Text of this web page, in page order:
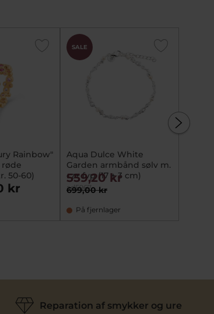
Rainbow"
røde
50-60)
kr
SALE
Aqua Dulce White
Garden armbånd sølv m.
cz+ fvp (17 + 3 cm)
ad5967
699,00 kr
559,20 kr
På fjernlager
Reparation af smykker og ure